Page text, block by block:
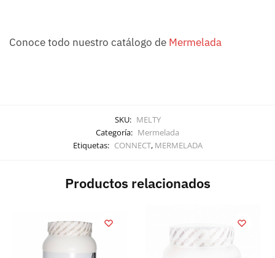
Conoce todo nuestro catálogo de Mermelada
SKU: MELTY
Categoría: Mermelada
Etiquetas: CONNECT, MERMELADA
Productos relacionados